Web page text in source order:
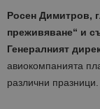
Росен Димитров,
преживяване“ и
Генералният
авиокомпанията
различни празници.